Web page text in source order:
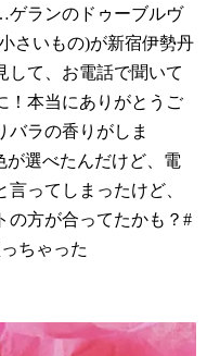
ランのドゥーブルヴ
さいもの)が新宿伊勢丹
して、お電話で聞いて
本当にありがとうご
ラの香りがしま
選べたんだけど、電
ってしまったけど、
の方が合ってたかも？#
ちゃった